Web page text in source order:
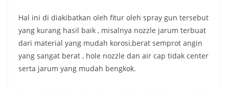
Hal ini di diakibatkan oleh fitur oleh spray gun tersebut
yang kurang hasil baik , misalnya nozzle jarum terbuat
dari material yang mudah korosi,berat semprot angin
yang sangat berat , hole nozzle dan air cap tidak center
serta jarum yang mudah bengkok.